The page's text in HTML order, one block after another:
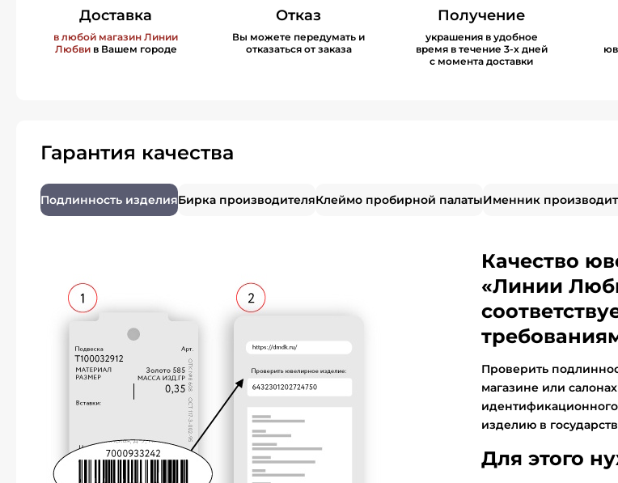
Доставка
в любой магазин Линии
Любвив Вашем городе
Отказ
Вы можете передумать и
отказаться от заказа
Получение
украшения в удобное
время в течение 3-х дней
с момента доставки
Гарантия качества
Подлинность изделияБирка производителяКлеймо пробирной палатыИменник
Качество
«Линии
Проверить
магазине или
изделию в
Для этого